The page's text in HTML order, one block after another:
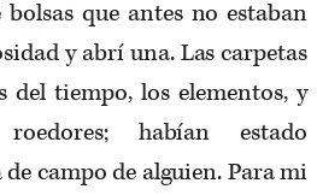
que antes no estaban
y abrí una. Las carpetas
tiempo, los elementos, y
habían estado
de campo de alguien. Para mi